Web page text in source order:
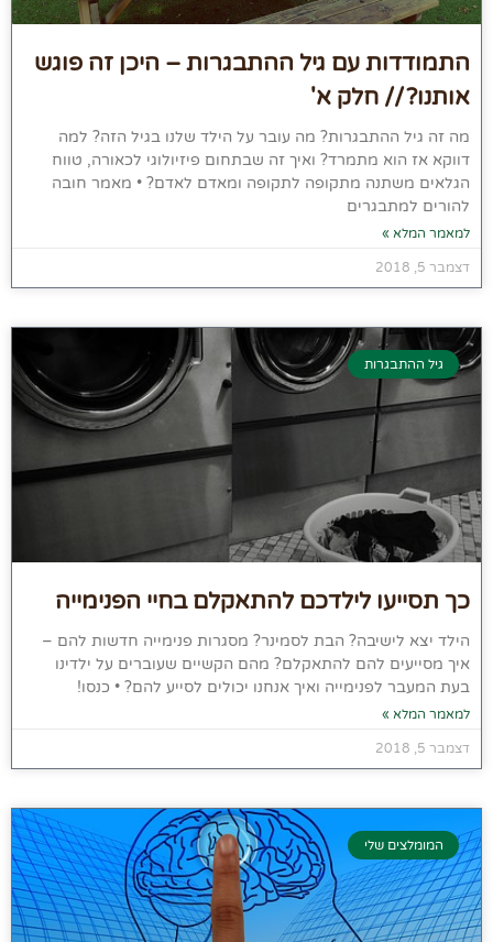
התמודדות עם גיל ההתבגרות – היכן זה פוגש
אותנו? // חלק א'
מה זה גיל ההתבגרות? מה עובר על הילד שלנו בגיל הזה? למה
דווקא אז הוא מתמרד? ואיך זה שבתחום פיזיולוגי לכאורה, טווח
הגלאים משתנה מתקופה לתקופה ומאדם לאדם? • מאמר חובה
להורים למתבגרים
למאמר המלא »
דצמבר 5, 2018
גיל ההתבגרות
כך תסייעו לילדכם להתאקלם בחיי הפנימייה
הילד יצא לישיבה? הבת לסמינר? מסגרות פנימייה חדשות להם –
איך מסייעים להם להתאקלם? מהם הקשיים שעוברים על ילדינו
בעת המעבר לפנימייה ואיך אנחנו יכולים לסייע להם? • כנסו!
למאמר המלא »
דצמבר 5, 2018
המומלצים שלי